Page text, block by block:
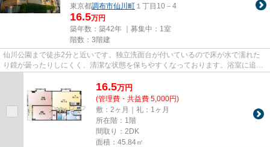
東京都調布市仙川町 １丁目10－4
16.5万円
築年数：築42年 ｜募集中： 1室
階数：3階建
仙川公園まで徒歩2分と近いです。独立洗面台が付いているので床が水で濡れた
り鏡が曇ったりしにくく、清潔な状態を保ちやすくなっております。浴室に追い
16.5万円
(管理費・共益費 5,000円)
敷：2ヶ月｜礼：1ヶ月
所在階：1階
間取り：2DK
面積：45.84㎡